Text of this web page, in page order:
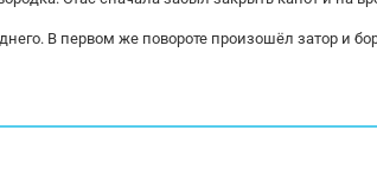
В первом же повороте произошёл затор и